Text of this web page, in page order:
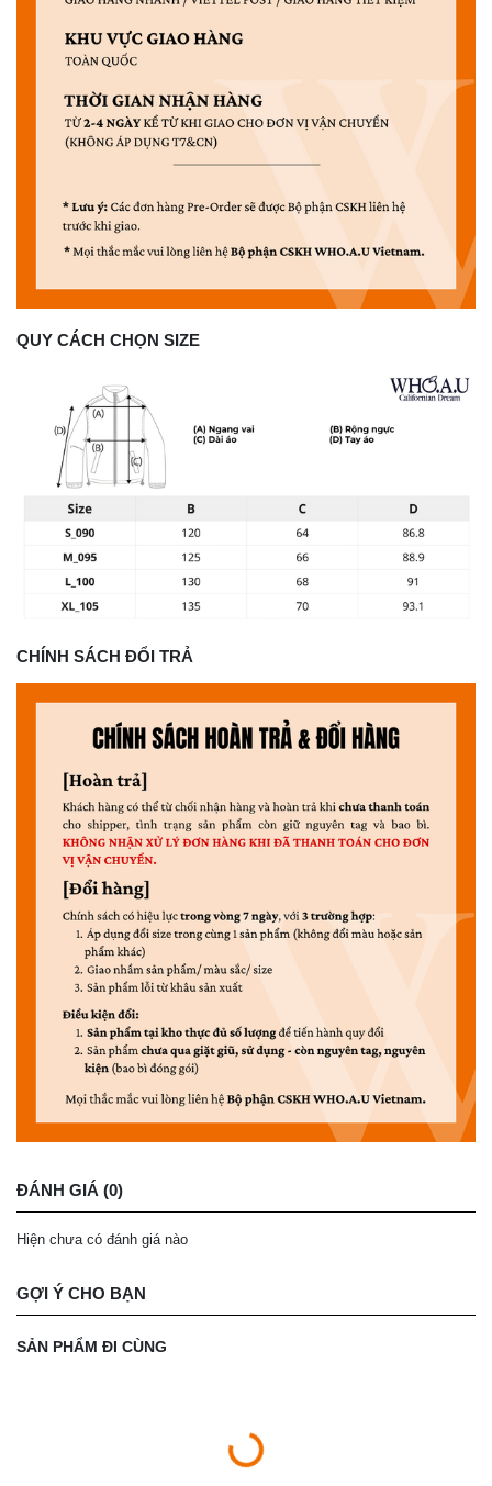
QUY CÁCH CHỌN SIZE
CHÍNH SÁCH ĐỔI TRẢ
ĐÁNH GIÁ (0)
Hiện chưa có đánh giá nào
GỢI Ý CHO BẠN
SẢN PHẨM ĐI CÙNG